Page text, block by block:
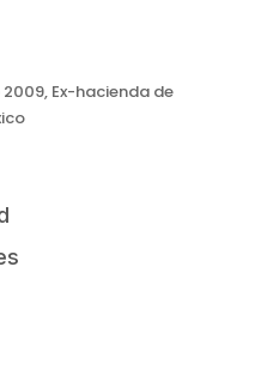
Ex-hacienda de